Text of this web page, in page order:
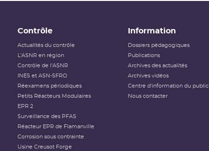
Contrôle
Actualités du contrôle
L'ASNR en région
Contrôle de l'ASNR
INES et ASN-SFRO
Réexamens périodiques
Petits Réacteurs Modulaires
EPR 2
Surveillance des PFAS
Réacteur EPR de Flamanville
Corrosion sous contrainte
Usine Creusot Forge
Information
Dossiers pédagogiques
Publications
Archives des actualités
Archives vidéos
Centre d'information du public
Nous contacter